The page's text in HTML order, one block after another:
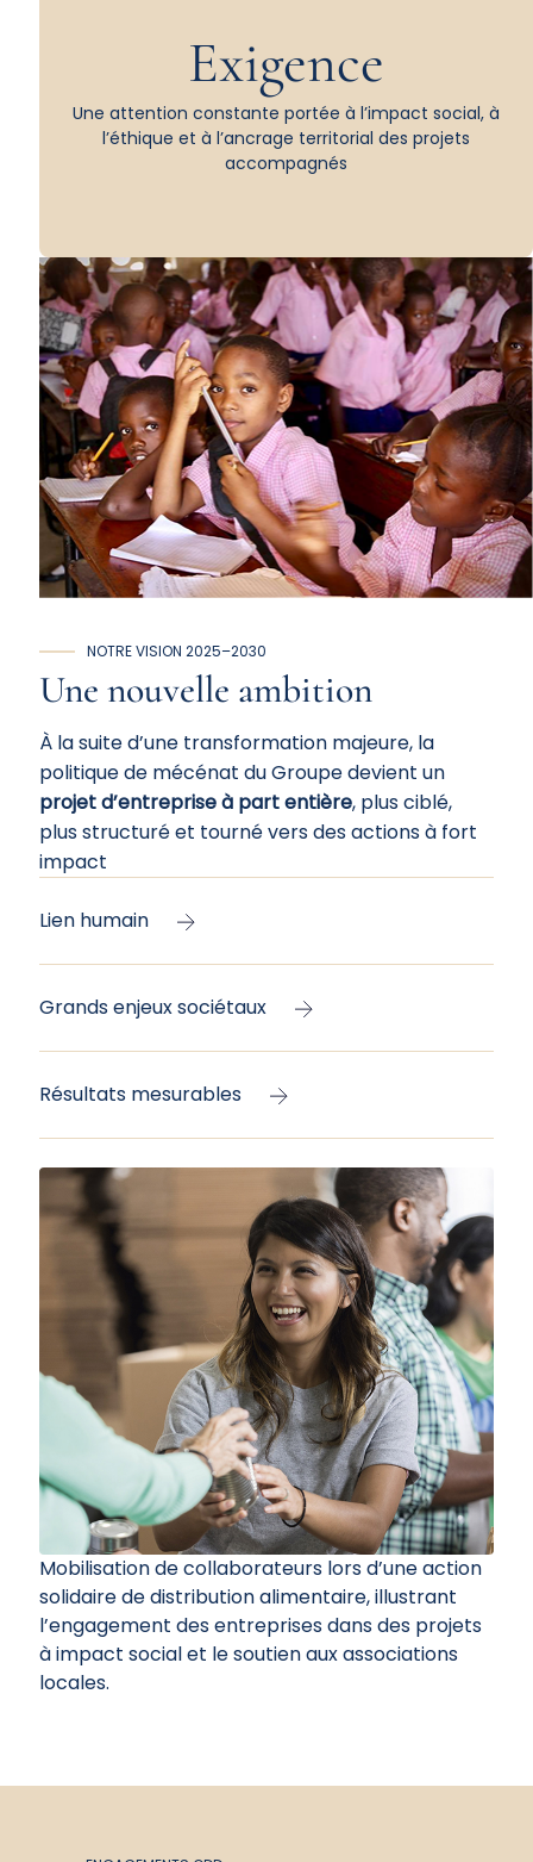
Exigence
Une attention constante portée à l’impact social, à
l’éthique et à l’ancrage territorial des projets
accompagnés
NOTRE VISION 2025–2030
Une nouvelle ambition
À la suite d’une transformation majeure, la
politique de mécénat du Groupe devient un
projet d’entreprise à part entière, plus ciblé,
plus structuré et tourné vers des actions à fort
impact
Lien humain
Grands enjeux sociétaux
Résultats mesurables
Mobilisation de collaborateurs lors d’une action
solidaire de distribution alimentaire, illustrant
l’engagement des entreprises dans des projets
à impact social et le soutien aux associations
locales.